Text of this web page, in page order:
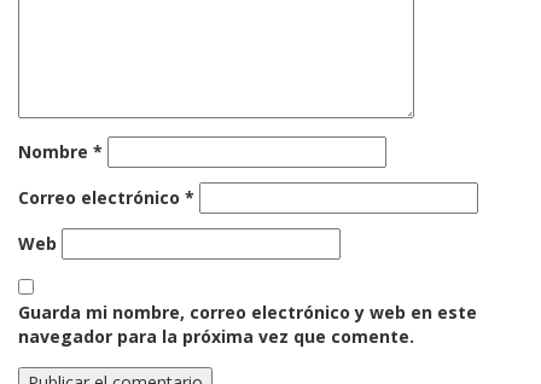
Nombre *
Correo electrónico *
Web
Guarda mi nombre, correo electrónico y web en este
navegador para la próxima vez que comente.